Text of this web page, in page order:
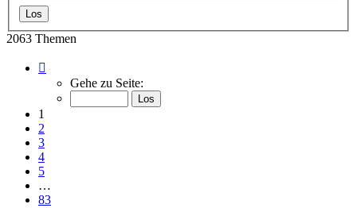
2063 Themen
von
Gehe zu Seite:
1
2
3
4
5
…
83